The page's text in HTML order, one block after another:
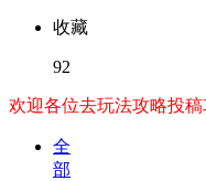
收藏
92
欢迎各位去玩法攻略投
全
部